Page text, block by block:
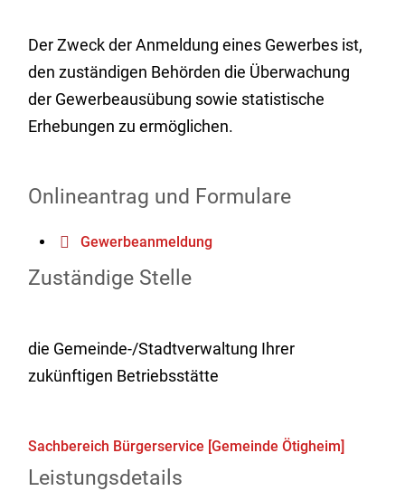
Der Zweck der Anmeldung eines Gewerbes ist,
den zuständigen Behörden die Überwachung
der Gewerbeausübung sowie statistische
Erhebungen zu ermöglichen.
Onlineantrag und Formulare
Gewerbeanmeldung
Zuständige Stelle
die Gemeinde-/Stadtverwaltung Ihrer
zukünftigen Betriebsstätte
Sachbereich Bürgerservice [Gemeinde Ötigheim]
Leistungsdetails